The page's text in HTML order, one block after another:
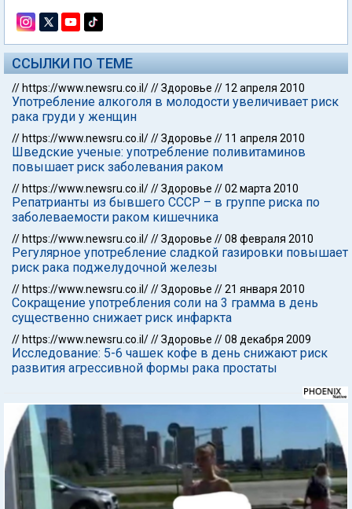
ССЫЛКИ ПО ТЕМЕ
// https://www.newsru.co.il///Здоровье // 12 апреля 2010
Употребление алкоголя в молодости увеличивает риск
рака груди у женщин
// https://www.newsru.co.il///Здоровье // 11 апреля 2010
Шведские ученые: употребление поливитаминов
повышает риск заболевания раком
// https://www.newsru.co.il///Здоровье //02 марта 2010
Репатрианты из бывшего СССР – в группе риска по
заболеваемости раком кишечника
// https://www.newsru.co.il///Здоровье //08 февраля 2010
Регулярное употребление сладкой газировки повышает
риск рака поджелудочной железы
// https://www.newsru.co.il///Здоровье //21 января 2010
Сокращение употребления соли на 3 грамма в день
существенно снижает риск инфаркта
// https://www.newsru.co.il///Здоровье //08 декабря 2009
Исследование: 5-6 чашек кофе в день снижают риск
развития агрессивной формы рака простаты